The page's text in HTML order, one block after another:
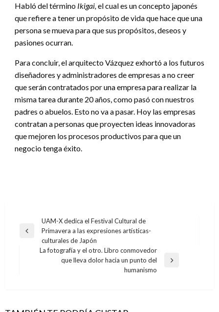
Habló del término Ikigai,el cual es un concepto japonés
que refiere a tener un propósito de vida que hace que una
persona se mueva para que sus propósitos, deseos y
pasiones ocurran.
Para concluir, el arquitecto Vázquez exhortó a los futuros
diseñadores y administradores de empresas a no creer
que serán contratados por una empresa para realizar la
misma tarea durante 20 años, como pasó con nuestros
padres o abuelos. Esto no va a pasar. Hoy las empresas
contratan a personas que proyecten ideas innovadoras
que mejoren los procesos productivos para que un
negocio tenga éxito.
Navegación
de
entradas
Entrada
UAM-X dedica el Festival Cultural de
Primavera a las expresiones artísticas-
culturales de Japón
La fotografía y el otro. Libro conmovedor
que lleva dolor hacia un punto del
humanismo